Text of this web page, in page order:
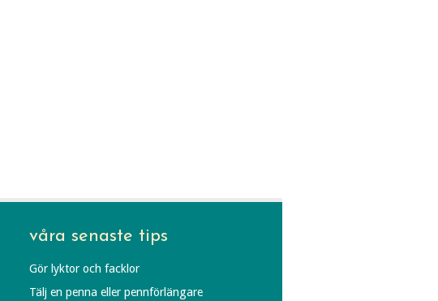
våra senaste tips
Gör lyktor och facklor
Tälj en penna eller pennförlängare